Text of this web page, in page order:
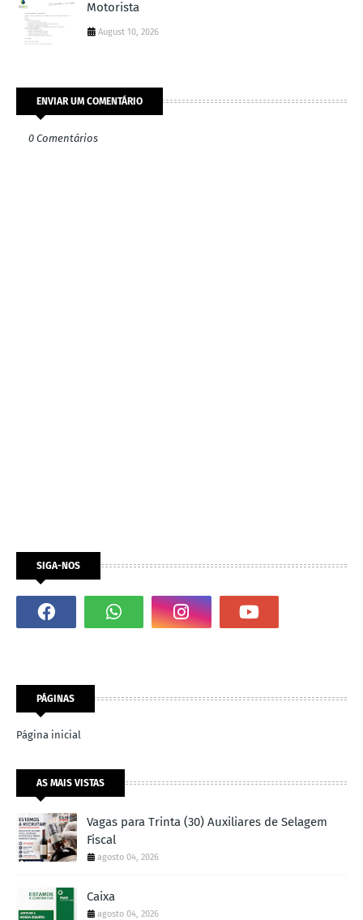
Motorista
August 10, 2026
ENVIAR UM COMENTÁRIO
0 Comentários
SIGA-NOS
PÁGINAS
Página inicial
AS MAIS VISTAS
Vagas para Trinta (30) Auxiliares de Selagem
Fiscal
agosto 04, 2026
Caixa
agosto 04, 2026